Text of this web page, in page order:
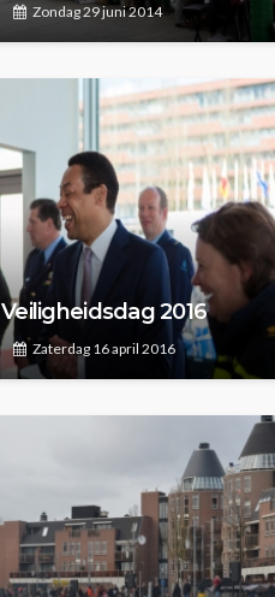
Zondag 29 juni 2014
Veiligheidsdag 2016
Zaterdag 16 april 2016